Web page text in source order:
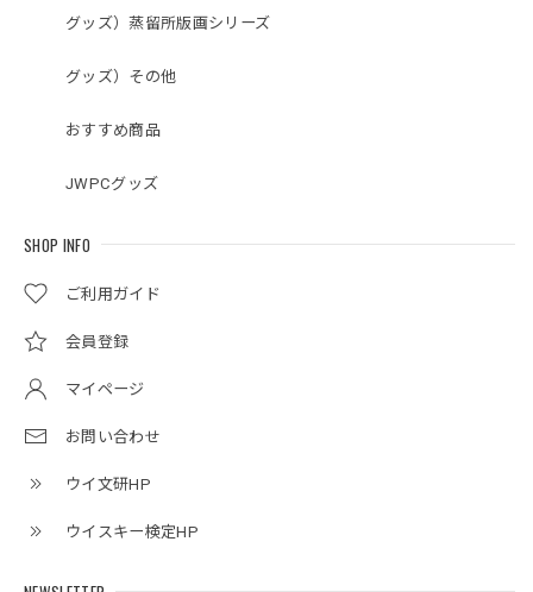
グッズ）蒸留所版画シリーズ
グッズ）その他
おすすめ商品
JWPCグッズ
SHOP INFO
ご利用ガイド
会員登録
マイページ
お問い合わせ
ウイ文研HP
ウイスキー検定HP